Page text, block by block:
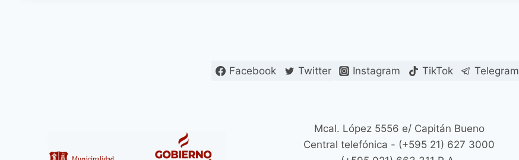
Facebook Twitter Instagram TikTok Telegram
Mcal. López 5556 e/ Capitán Bueno
Central telefónica - (+595 21) 627 3000